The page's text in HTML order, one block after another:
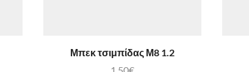
Μπεκ τσιμπίδας Μ8 1.2